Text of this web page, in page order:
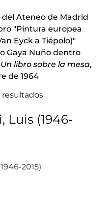
Ateneo de Madrid
"Pintura europea
Eyck a Tiépolo)"
Gaya Nuño dentro
Un libro sobre la mesa,
de 1964
resultados
Luis (1946-
2015)